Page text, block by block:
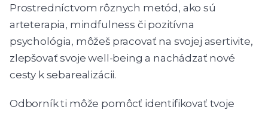
Prostredníctvom rôznych metód, ako sú
arteterapia, mindfulness či pozitívna
psychológia, môžeš pracovať na svojej asertivite,
zlepšovať svoje well-being a nachádzať nové
cesty k sebarealizácii.
Odborník ti môže pomôcť identifikovať tvoje